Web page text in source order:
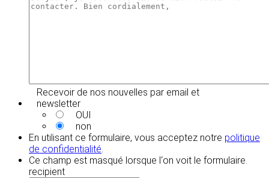
Recevoir de nos nouvelles par email et
newsletter
OUI
non
En utilisant ce formulaire, vous acceptez notre politique
de confidentialité.
Ce champ est masqué lorsque l‘on voit le formulaire.
recipient